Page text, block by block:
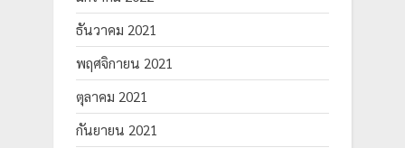
ธันวาคม 2021
พฤศจิกายน 2021
ตุลาคม 2021
กันยายน 2021